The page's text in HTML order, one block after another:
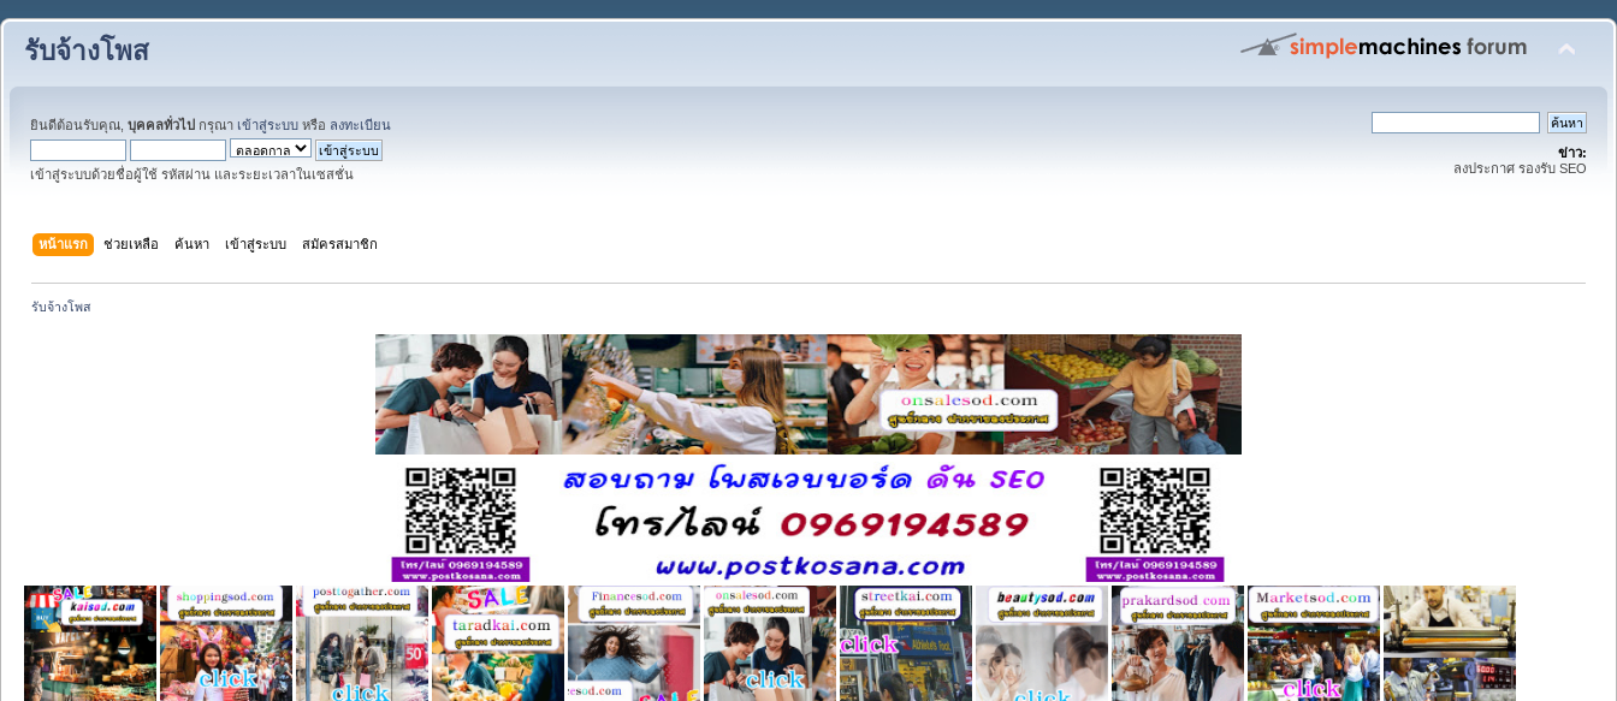
รับจ้างโพส
ยินดีต้อนรับคุณ, บุคคลทั่วไป กรุณา เข้าสู่ระบบ หรือ ลงทะเบียน
เข้าสู่ระบบด้วยชื่อผู้ใช้ รหัสผ่าน และระยะเวลาในเซสชั่น
ข่าว:
ลงประกาศ รองรับ SEO
หน้าแรก ช่วยเหลือ ค้นหา เข้าสู่ระบบ สมัครสมาชิก
รับจ้างโพส